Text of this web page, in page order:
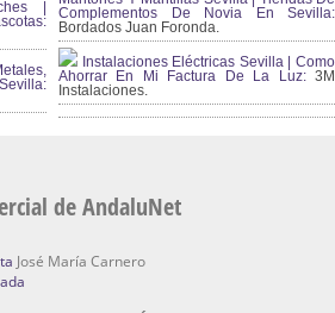
|
Complementos De Novia En Sevilla:
Bordados Juan Foronda.
Instalaciones Eléctricas Sevilla | Como
Ahorrar En Mi Factura De La Luz:3M
Instalaciones.
de AndaluNet
José María Carnero